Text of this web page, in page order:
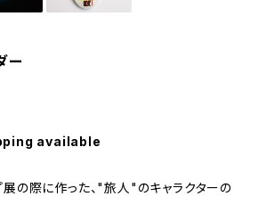
ー
available
の際に作った、"旅人"のキャラクターの